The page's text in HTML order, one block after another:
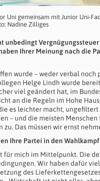
Uni gemeinsam mit Junior Uni-
Nadine Zilliges
unbedingt
Ihrer Meinung nach die
wurde – weder verbal noch
Helge Lindh wurde
viel geändert hat, im
an die Regeln im Hohe
es leichter macht,
– und die meisten
Das müssen wir ernst
Ihre Partei in den
für mich im Mittelpunkt. Die
Wir haben dafür
des